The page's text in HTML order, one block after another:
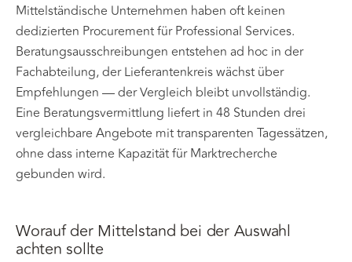
Mittelständische Unternehmen haben oft keinen
dedizierten Procurement für Professional Services.
Beratungsausschreibungen entstehen ad hoc in der
Fachabteilung, der Lieferantenkreis wächst über
Empfehlungen — der Vergleich bleibt unvollständig.
Eine Beratungsvermittlung liefert in 48 Stunden drei
vergleichbare Angebote mit transparenten Tagessätzen,
ohne dass interne Kapazität für Marktrecherche
gebunden wird.
Worauf der Mittelstand bei der Auswahl
achten sollte